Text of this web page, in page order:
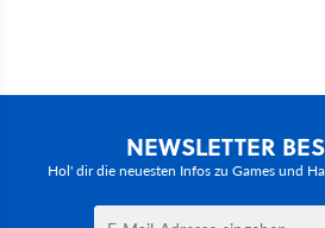
NEWSLETTER
Hol' dir die neuesten Infos zu Games und